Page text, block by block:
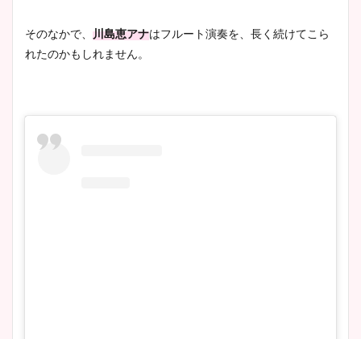
そのなかで、 川島恵アナはフルート演奏を、長く続けてこら
れたのかもしれません。